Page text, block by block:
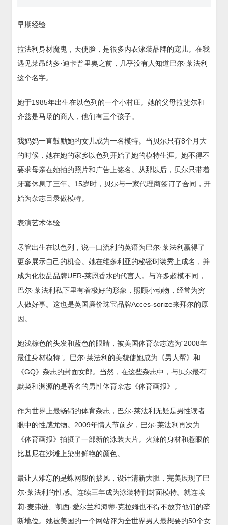
早期经验
拉法利身材魔鬼，天使脸，是很多内衣泳装品牌的宠儿。在我
遇见莱昂纳多·迪卡普里奥之前，几乎没有人知道巴尔·莱法利
这个名字。
她于1985年出生在以色列的一个小村庄。她的父母拉斐尔和
齐兹是马场的商人，他们有三个孩子。
我妈妈一直鼓励她的女儿成为一名模特。当贝尔只有8个月大
的时候，她在她的家乡以色列开始了她的模特生涯。她不得不
要求母亲在她拍的照片和广告上签名。从那以后，贝尔只带着
牙套休息了三年。15岁时，贝尔与一家代理商签订了合同，开
始为杂志目录做模特。
表演艺术体验
尽管出生在以色列，说一口流利的英语为巴尔·莱法利赢得了
更多展示自己的机会。她在维多利亚的秘密时装秀上成名，并
成为化妆品品牌UER-莱恩香水的代言人。与许多超模不同，
巴尔·莱法利私下里有着极好的形象，照顾小动物，经常为穷
人做好事。这也是英国廉价珠宝品牌Acces-sorize来拜尔的原
因。
她浅棕色的头发和蓝色的眼睛，被美国体育杂志选为“2008年
最佳身材模特”。巴尔·莱法利的美貌使她成为《男人帮》和
《GQ》杂志的封面女郎。当然，在这些杂志中，与贝尔最有
默契和渊源的是著名的男性体育杂志《体育画报》。
作为世界上最畅销的体育杂志，巴尔·莱法利无疑是男性读者
眼中的性感尤物。2009年情人节前夕，巴尔·莱法利再次为
《体育画报》拍摄了一部新的泳装大片。火辣的身材和惹眼的
比基尼在沙滩上染出鲜艳的颜色。
最让人难忘的是蛛网般的披风，设计清新大胆，完美展现了巴
尔·莱法利的性感。连续三年成为泳装特刊封面模特。就连埃
莉·麦弗逊、凯西·爱尔兰和海蒂·克拉姆也不得不放弃他们的垄
断地位。她被美国的一个网站评为全世界男人最想要的50个女